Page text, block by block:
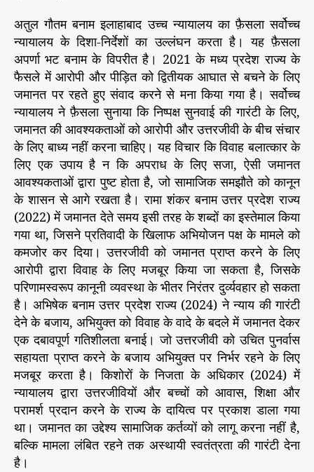
अतुल गौतम बनाम इलाहाबाद उच्च न्यायालय का फ़ैसला सर्वोच्च
न्यायालय के दिशा-निर्देशों का उल्लंघन करता है। यह फ़ैसला
अपर्णा भट बनाम के विपरीत है। 2021 के मध्य प्रदेश राज्य के
फैसले में आरोपी और पीड़ित को द्वितीयक आघात से बचने के लिए
जमानत पर रहते हुए संवाद करने से मना किया गया है। सर्वोच्च
न्यायालय ने फ़ैसला सुनाया कि निष्पक्ष सुनवाई की गारंटी के लिए,
जमानत की आवश्यकताओं को आरोपी और उत्तरजीवी के बीच संचार
के लिए बाध्य नहीं करना चाहिए। यह विचार कि विवाह बलात्कार के
लिए एक उपाय है न कि अपराध के लिए सजा, ऐसी जमानत
आवश्यकताओं द्वारा पुष्ट होता है, जो सामाजिक समझौते को कानून
के शासन से आगे रखता है। रामा शंकर बनाम उत्तर प्रदेश राज्य
(2022) में जमानत देते समय इसी तरह के शब्दों का इस्तेमाल किया
गया था, जिसने प्रतिवादी के खिलाफ अभियोजन पक्ष के मामले को
कमजोर कर दिया। उत्तरजीवी को जमानत प्राप्त करने के लिए
आरोपी द्वारा विवाह के लिए मजबूर किया जा सकता है, जिसके
परिणामस्वरूप कानूनी व्यवस्था के भीतर निरंतर दुर्व्यवहार हो सकता
है। अभिषेक बनाम उत्तर प्रदेश राज्य (2024) ने न्याय की गारंटी
देने के बजाय, अभियुक्त को विवाह के वादे के बदले में जमानत देकर
एक दबावपूर्ण गतिशीलता बनाई। जो उत्तरजीवी को उचित पुनर्वास
सहायता प्राप्त करने के बजाय अभियुक्त पर निर्भर रहने के लिए
मजबूर करता है। किशोरों के निजता के अधिकार (2024) में
न्यायालय द्वारा उत्तरजीवियों और बच्चों को आवास, शिक्षा और
परामर्श प्रदान करने के राज्य के दायित्व पर प्रकाश डाला गया
था। जमानत का उद्देश्य सामाजिक कर्तव्यों को लागू करना नहीं है,
बल्कि मामला लंबित रहने तक अस्थायी स्वतंत्रता की गारंटी देना
है।